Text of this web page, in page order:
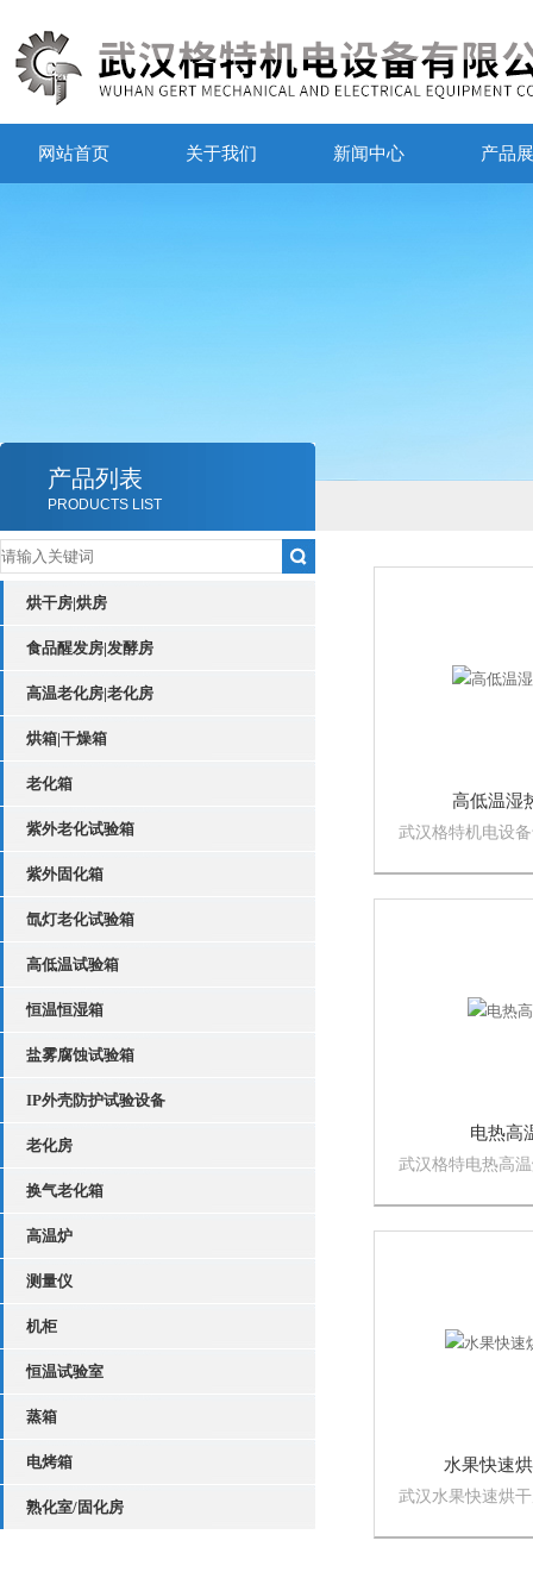
网站首页 关于我们 新闻中心 产品
产品列表
PRODUCTS LIST
烘干房|烘房
食品醒发房|发酵房
高温老化房|老化房
烘箱|干燥箱
老化箱
紫外老化试验箱
紫外固化箱
氙灯老化试验箱
高低温试验箱
恒温恒湿箱
盐雾腐蚀试验箱
IP外壳防护试验设备
老化房
换气老化箱
高温炉
测量仪
机柜
恒温试验室
蒸箱
电烤箱
熟化室/固化房
高低温湿
武汉格特机电设
温湿热试验箱可
同的行业需求，
电热高
武汉格特电热高
品烘干房。电热
有二种可供选择
水果快速
武汉水果快速烘
闭空间内得到完